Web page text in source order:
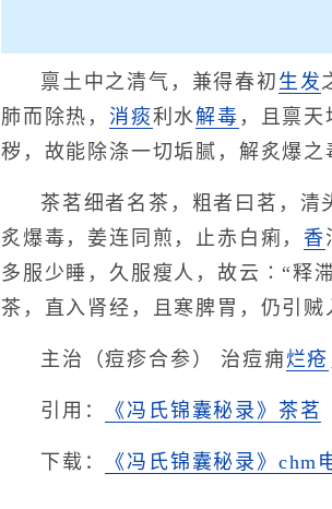
禀土中之清气，兼得春初 生发
肺而除热， 消痰利水解毒 ，且禀
秽，故能除涤一切垢腻，解炙爆之
茶茗细者名茶，粗者曰茗，清
炙爆毒，姜连同煎，止赤白痢， 香
多服少睡，久服瘦人，故云∶“释
茶，直入肾经，且寒脾胃，仍引贼
主治（痘疹合参） 治痘痈烂疮
引用： 《冯氏锦囊秘录》茶茗
下载： 《冯氏锦囊秘录》chm